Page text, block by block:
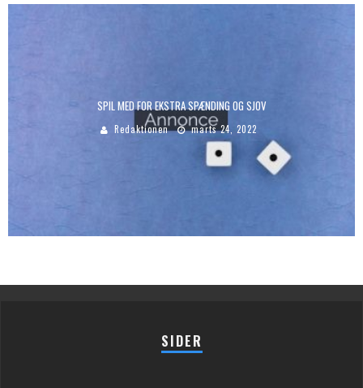
SPIL MED FOR EKSTRA SPÆNDING OG SJOV
Redaktionen marts 24, 2022
SIDER